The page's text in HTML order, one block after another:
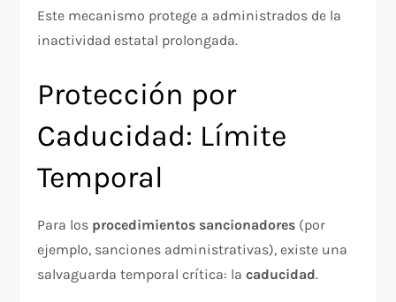
Este mecanismo protege a administrados de la
inactividad estatal prolongada.​
Protección por
Caducidad: Límite
Temporal
Para los procedimientos sancionadores (por
ejemplo, sanciones administrativas), existe una
salvaguarda temporal crítica: lacaducidad.​